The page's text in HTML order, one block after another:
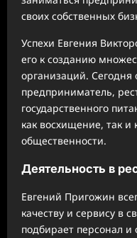
своих собственных
Успехи Евгения
его к созданию
организаций. Сегодня
предприниматель,
государственного
как восхищение, так и
общественности.
Деятельность в
Евгений Пригожин
качеству и сервису в
подбирает персонал и